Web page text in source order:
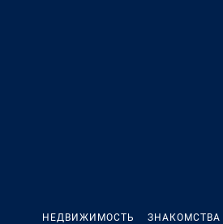
НЕДВИЖИМОСТЬ ЗНАКОМСТВА